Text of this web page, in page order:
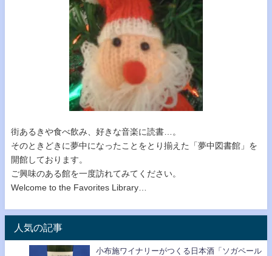
街あるきや食べ飲み、好きな音楽に読書…。
そのときどきに夢中になったことをとり揃えた「夢中図書館」を
開館しております。
ご興味のある館を一度訪れてみてください。
Welcome to the Favorites Library…
人気の記事
小布施ワイナリーがつくる日本酒「ソガペール